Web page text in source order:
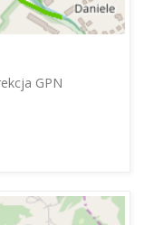
GPN